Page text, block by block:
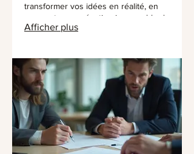
transformer vos idées en réalité, en
assurant une exécution impeccable du
début à la fin. Bénéficiez d'un
Afficher plus